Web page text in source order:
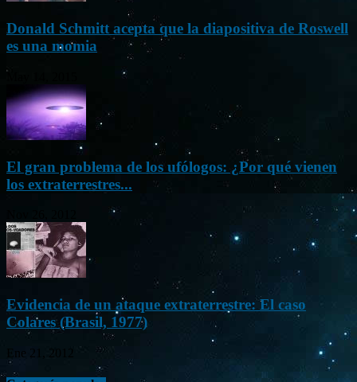
Donald Schmitt acepta que la diapositiva de Roswell
es una momia
El gran problema de los ufólogos: ¿Por qué vienen
los extraterrestres...
Evidencia de un ataque extraterrestre: El caso
Colares (Brasil, 1977)
Ene 21, 2012